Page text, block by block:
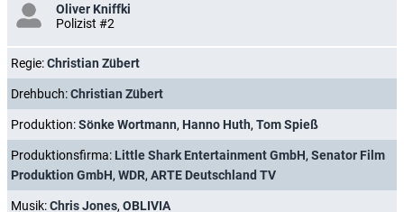
Oliver Kniffki
Polizist #2
Regie:Christian Zübert
Drehbuch:Christian Zübert
Produktion:Sönke Wortmann, Hanno Huth, Tom Spieß
Produktionsfirma: Little Shark Entertainment GmbH, Senator Film
Produktion GmbH, WDR, ARTE Deutschland TV
Musik:Chris Jones, OBLIVIA